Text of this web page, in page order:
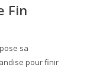
Fin
sa
pour finir